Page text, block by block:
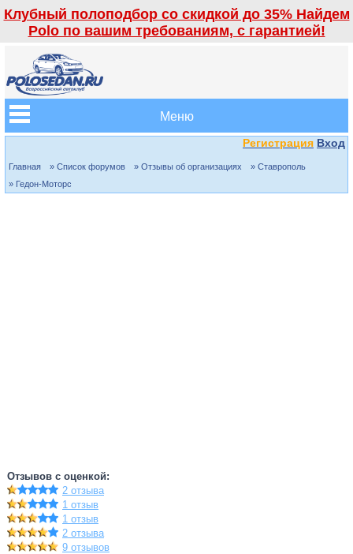
Клубный полоподбор со скидкой до 35% Найдем
Polo по вашим требованиям, с гарантией!
Меню
Регистрация Вход
Главная » Список форумов » Отзывы об организациях
» Ставрополь
» Гедон-Моторс
Отзывов с оценкой:
2 отзыва
1 отзыв
1 отзыв
2 отзыва
9 отзывов